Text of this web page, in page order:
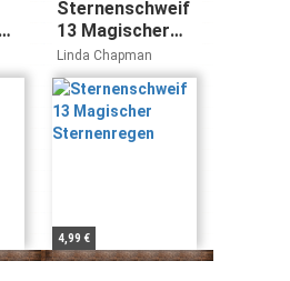
Sternenschweif
13 Magischer
Sternenregen
Linda Chapman
4,99 €